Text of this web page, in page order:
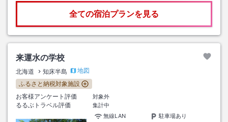
全ての宿泊プランを見る
来運水の学校
北海道 知床半島
地図
ふるさと納税対象施設
お客様アンケート評価
対象外
るるぶトラベル評価
集計中
無線LAN
駐車場あり